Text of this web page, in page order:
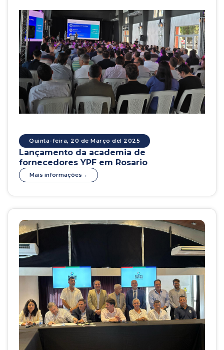
Quinta-feira, 20 de Março del 2025
Lançamento da academia de
fornecedores YPF em Rosario
Mais informações